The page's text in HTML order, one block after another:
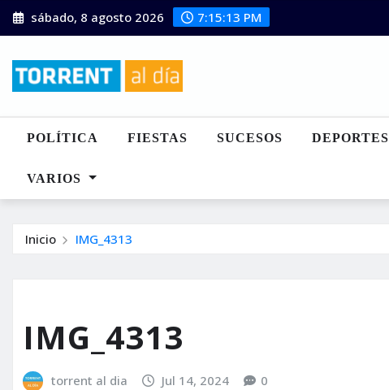
Saltar
al
sábado, 8 agosto 2026 7:15:14 PM
POLÍTICA FIESTAS SUCESOS DEPORTES
VARIOS
Inicio IMG_4313
IMG_4313
torrent al dia Jul 14, 2024 0